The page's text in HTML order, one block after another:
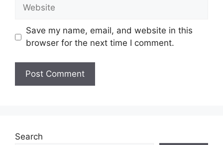
Save my name, email, and website in this
browser for the next time I comment.
Search